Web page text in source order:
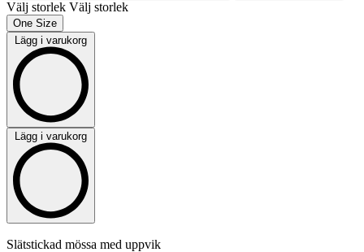
Välj storlek Välj storlek
One Size
Lägg i varukorg
Lägg i varukorg
Slätstickad mössa med uppvik